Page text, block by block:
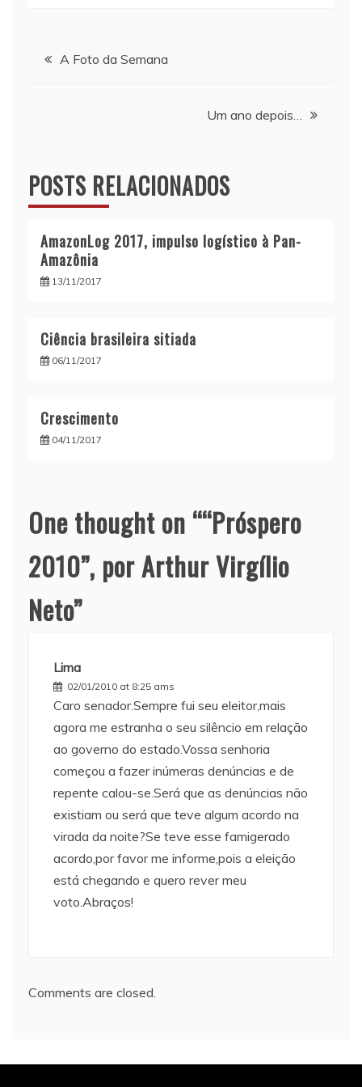
Navegação
A Foto da Semana
Um ano depois…
POSTS RELACIONADOS
AmazonLog 2017, impulso logístico à Pan-
Amazônia
13/11/2017
Ciência brasileira sitiada
06/11/2017
Crescimento
04/11/2017
One thought on ““Próspero
2010”, por Arthur Virgílio
Neto”
Lima
02/01/2010 at 8:25 ams
Caro senador.Sempre fui seu eleitor,mais
agora me estranha o seu silêncio em relação
ao governo do estado.Vossa senhoria
começou a fazer inúmeras denúncias e de
repente calou-se.Será que as denúncias não
existiam ou será que teve algum acordo na
virada da noite?Se teve esse famigerado
acordo,por favor me informe,pois a eleição
está chegando e quero rever meu
voto.Abraços!
Comments are closed.